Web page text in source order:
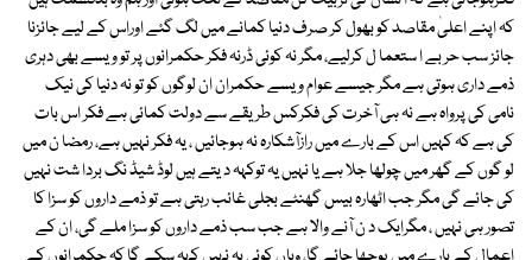
کہ اپنے اعلیٰ مقاصد کو بھول کر صرف دنیا کمانے میں لگ گئے اوراس کے لیے جائزنا
جائز سب حر بے ا ستعما ل کرلیے، مگر نہ کوئی ڈرنہ فکر حکمرانوں پر تو ویسے بھی دہری
ذمے داری ہوتی ہے مگر جیسے عوام ویسے حکمران ان لوگوں کو تو نہ دنیا کی نیک
نامی کی پرواہ ہے نہ ہی آخرت کی فکرکس طریقے سے دولت کمائی ہے فکر اس بات
کی ہے کہ کہیں اس کے بارے میں رازآشکارہ نہ ہوجائیں ، یہ فکر نہیں ہے، رمضا ن میں
لو گوں کے گھر میں چولھا جلا ہے یا نہیں یہ توکہہ د یتے ہیں لوڈ شیڈ نگ بردا شت نہیں
کی جائے گی مگر جب اٹھارہ بیس گھنٹے بجلی غائب رہتی ہے تو ذمے داروں کو سزا کا
تصور ہی نہیں ، مگرایک د ن آنے والا ہے جب سب ذمے داروں کو سزا ملے گی، ان کے